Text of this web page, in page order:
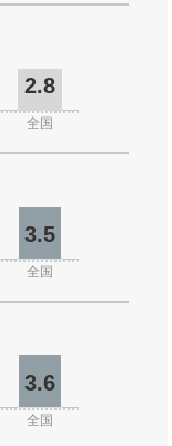
2.8
全国
3.5
全国
3.6
全国